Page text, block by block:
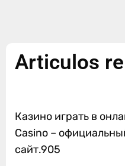
Articulos
Казино играть в
Casino –
сайт.905